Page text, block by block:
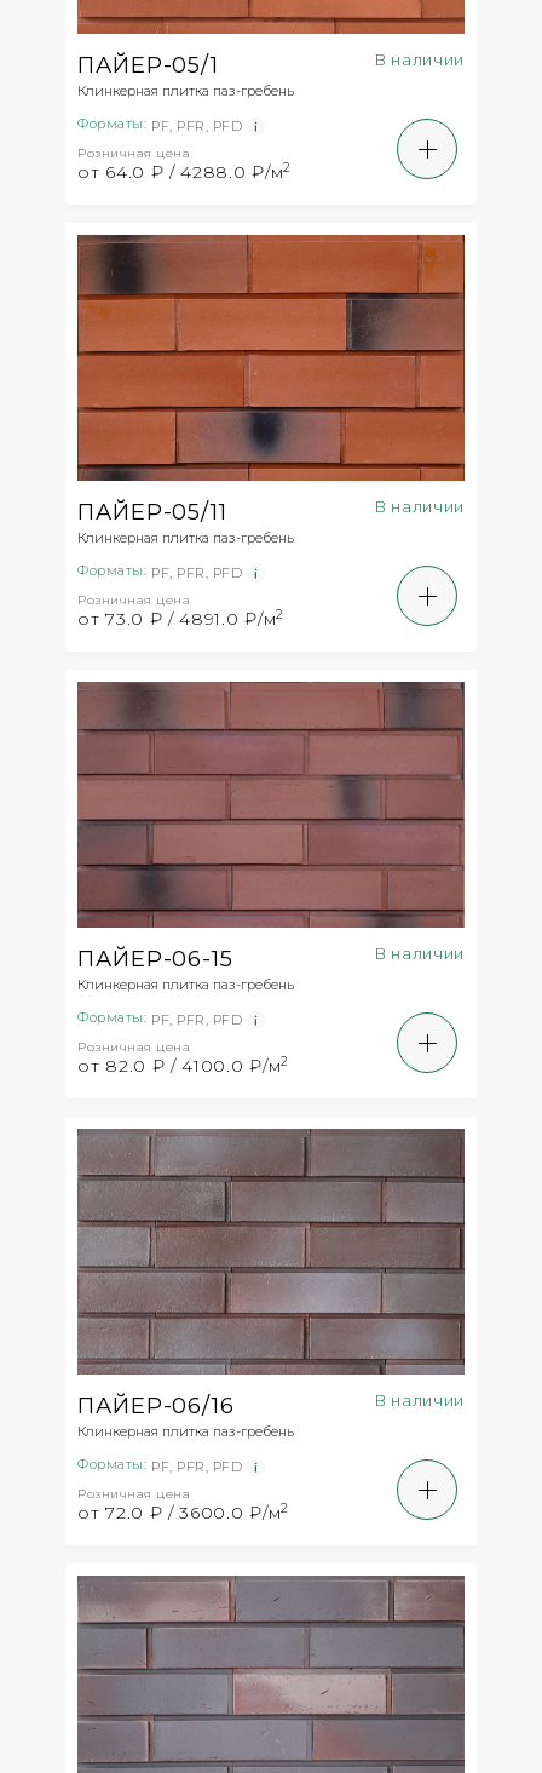
ПАЙЕР-05/1
Клинкерная плитка паз-гребень
В наличии
Форматы: PF, PFR, PFD
Розничная цена
от 64.0 ₽ / 4288.0 ₽/м2
ПАЙЕР-05/11
Клинкерная плитка паз-гребень
В наличии
Форматы: PF, PFR, PFD
Розничная цена
от 73.0 ₽ / 4891.0 ₽/м2
ПАЙЕР-06-15
Клинкерная плитка паз-гребень
В наличии
Форматы: PF, PFR, PFD
Розничная цена
от 82.0 ₽ / 4100.0 ₽/м2
ПАЙЕР-06/16
Клинкерная плитка паз-гребень
В наличии
Форматы: PF, PFR, PFD
Розничная цена
от 72.0 ₽ / 3600.0 ₽/м2